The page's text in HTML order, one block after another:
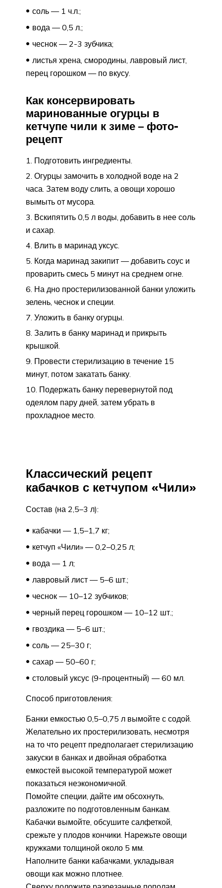
соль — 1 ч.л.;
вода — 0,5 л.;
чеснок — 2-3 зубчика;
листья хрена, смородины, лавровый лист,
перец горошком — по вкусу.
Как консервировать
маринованные огурцы в
кетчупе чили к зиме – фото-
рецепт
Подготовить ингредиенты.
Огурцы замочить в холодной воде на 2
часа. Затем воду слить, а овощи хорошо
вымыть от мусора.
Вскипятить 0,5 л воды, добавить в нее соль
и сахар.
Влить в маринад уксус.
Когда маринад закипит — добавить соус и
проварить смесь 5 минут на среднем огне.
На дно простерилизованной банки уложить
зелень, чеснок и специи.
Уложить в банку огурцы.
Залить в банку маринад и прикрыть
крышкой.
Провести стерилизацию в течение 15
минут, потом закатать банку.
Подержать банку перевернутой под
одеялом пару дней, затем убрать в
прохладное место.
Классический рецепт
кабачков с кетчупом «Чили»
Состав (на 2,5–3 л):
кабачки — 1,5–1,7 кг;
кетчуп «Чили» — 0,2–0,25 л;
вода — 1 л;
лавровый лист — 5–6 шт.;
чеснок — 10–12 зубчиков;
черный перец горошком — 10–12 шт.;
гвоздика — 5–6 шт.;
соль — 25–30 г;
сахар — 50–60 г;
столовый уксус (9-процентный) — 60 мл.
Способ приготовления:
Банки емкостью 0,5–0,75 л вымойте с содой.
Желательно их простерилизовать, несмотря
на то что рецепт предполагает стерилизацию
закуски в банках и двойная обработка
емкостей высокой температурой может
показаться неэкономичной.
Помойте специи, дайте им обсохнуть,
разложите по подготовленным банкам.
Кабачки вымойте, обсушите салфеткой,
срежьте у плодов кончики. Нарежьте овощи
кружками толщиной около 5 мм.
Наполните банки кабачками, укладывая
овощи как можно плотнее.